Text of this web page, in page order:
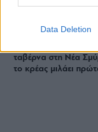
Data Deletion
Αθηναϊκής Ριβιέρας
ταβέρνα στη Νέα
το κρέας μιλάει